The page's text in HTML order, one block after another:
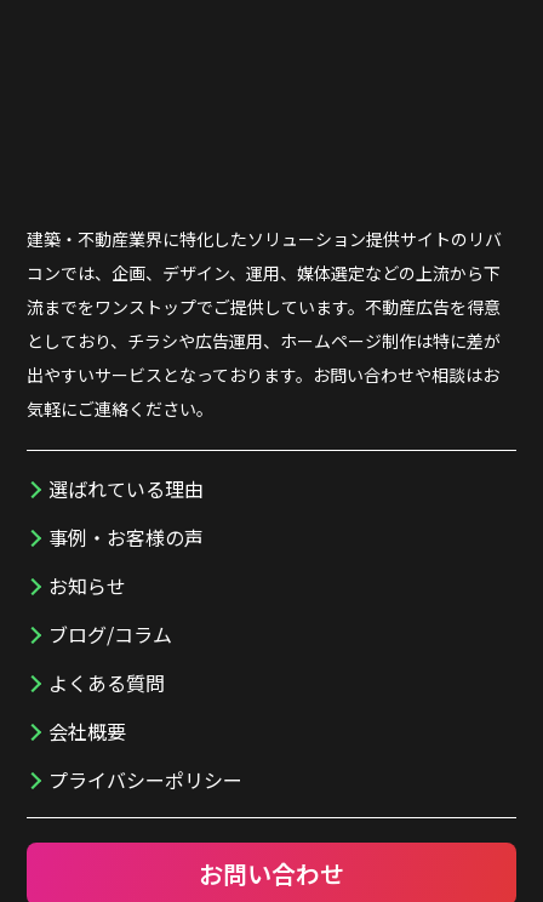
建築・不動産業界に特化したソリューション提供サイトのリバ
コンでは、企画、デザイン、運用、媒体選定などの上流から下
流までをワンストップでご提供しています。不動産広告を得意
としており、チラシや広告運用、ホームページ制作は特に差が
出やすいサービスとなっております。お問い合わせや相談はお
気軽にご連絡ください。
選ばれている理由
事例・お客様の声
お知らせ
ブログ/コラム
よくある質問
会社概要
プライバシーポリシー
お問い合わせ